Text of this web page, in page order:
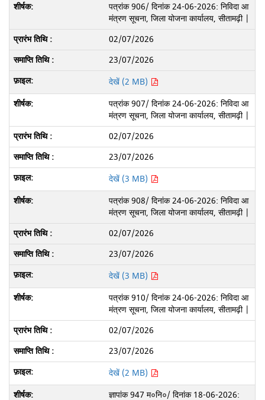
पत्रांक 906/ दिनांक 24-06-2026: निविदा आ
मंत्रण सूचना, जिला योजना कार्यालय, सीतामढ़ी |
02/07/2026
23/07/2026
देखें (2 MB)
पत्रांक 907/ दिनांक 24-06-2026: निविदा आ
मंत्रण सूचना, जिला योजना कार्यालय, सीतामढ़ी |
02/07/2026
23/07/2026
देखें (3 MB)
पत्रांक 908/ दिनांक 24-06-2026: निविदा आ
मंत्रण सूचना, जिला योजना कार्यालय, सीतामढ़ी |
02/07/2026
23/07/2026
देखें (3 MB)
पत्रांक 910/ दिनांक 24-06-2026: निविदा आ
मंत्रण सूचना, जिला योजना कार्यालय, सीतामढ़ी |
02/07/2026
23/07/2026
देखें (2 MB)
ज्ञापांक 947 म०नि०/ दिनांक 18-06-2026: